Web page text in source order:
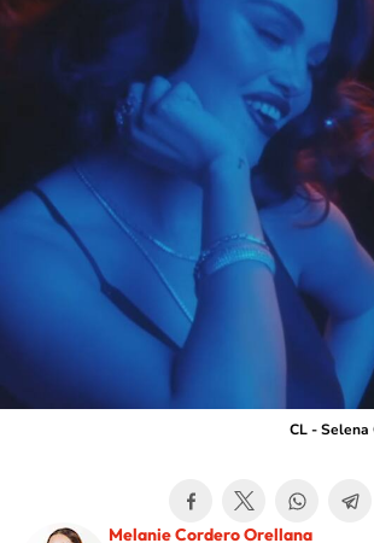
CL - Selena
Melanie Cordero Orellana